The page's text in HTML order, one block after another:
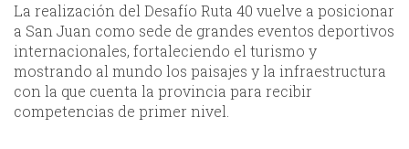
La realización del Desafío Ruta 40 vuelve a posicionar
a San Juan como sede de grandes eventos deportivos
internacionales, fortaleciendo el turismo y
mostrando al mundo los paisajes y la infraestructura
con la que cuenta la provincia para recibir
competencias de primer nivel.